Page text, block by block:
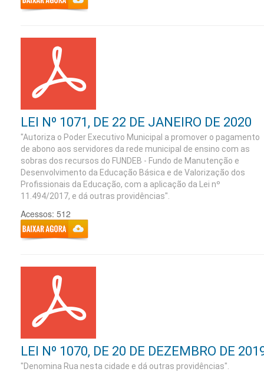
LEI Nº 1071, DE 22 DE JANEIRO DE 2020
"Autoriza o Poder Executivo Municipal a promover o pagamento
de abono aos servidores da rede municipal de ensino com as
sobras dos recursos do FUNDEB - Fundo de Manutenção e
Desenvolvimento da Educação Básica e de Valorização dos
Profissionais da Educação, com a aplicação da Lei nº
11.494/2017, e dá outras providências".
Acessos: 512
LEI Nº 1070, DE 20 DE DEZEMBRO DE
"Denomina Rua nesta cidade e dá outras providências".